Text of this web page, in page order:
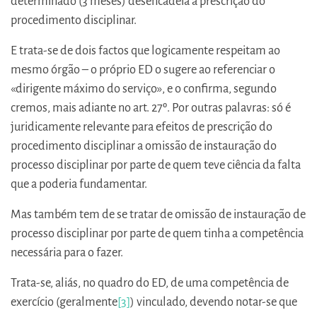
procedimento disciplinar.
E trata-se de dois factos que logicamente respeitam ao
mesmo órgão – o próprio ED o sugere ao referenciar o
«dirigente máximo do serviço», e o confirma, segundo
cremos, mais adiante no art. 27º. Por outras palavras: só é
juridicamente relevante para efeitos de prescrição do
procedimento disciplinar a omissão de instauração do
processo disciplinar por parte de quem teve ciência da falta
que a poderia fundamentar.
Mas também tem de se tratar de omissão de instauração de
processo disciplinar por parte de quem tinha a competência
necessária para o fazer.
Trata-se, aliás, no quadro do ED, de uma competência de
exercício (geralmente[3]) vinculado, devendo notar-se que